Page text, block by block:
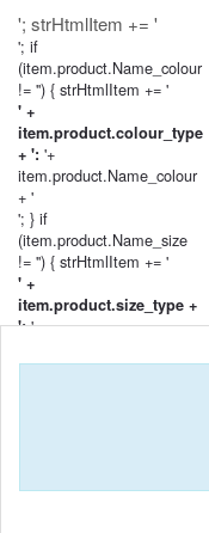
'; strHtmlItem += '
'; if
(item.product.Name_colour
!= '') { strHtmlItem += '
' +
item.product.colour_type
+ ': '+
item.product.Name_colour
+ '
'; } if
(item.product.Name_size
!= '') { strHtmlItem += '
' +
item.product.size_type +
':'+
'; } if